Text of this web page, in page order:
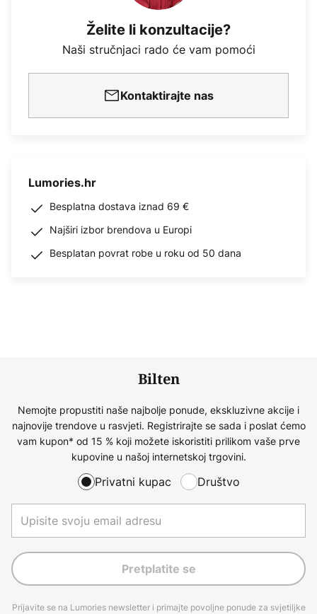
Želite li konzultacije?
Naši stručnjaci rado će vam pomoći
Kontaktirajte nas
Lumories.hr
Besplatna dostava iznad 69 €
Najširi izbor brendova u Europi
Besplatan povrat robe u roku od 50 dana
Bilten
Nemojte propustiti naše najbolje ponude, ekskluzivne akcije i
najnovije trendove u rasvjeti. Registrirajte se sada i poslat ćemo
vam kupon* od 15 % koji možete iskoristiti prilikom vaše prve
kupovine u našoj internetskoj trgovini.
Privatni kupac Društvo
Pretplatite se
Prijavite se na Lumories newsletter i primajte povoljne ponude za svjetiljke